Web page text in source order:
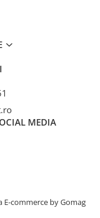
MEDIA
E-commerce by Gomag